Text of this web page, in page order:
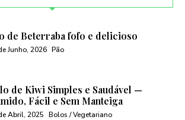
de Beterraba fofo e delicioso
Junho, 2026 Pão
de Kiwi Simples e Saudável —
Fácil e Sem Manteiga
Abril, 2025 Bolos / Vegetariano